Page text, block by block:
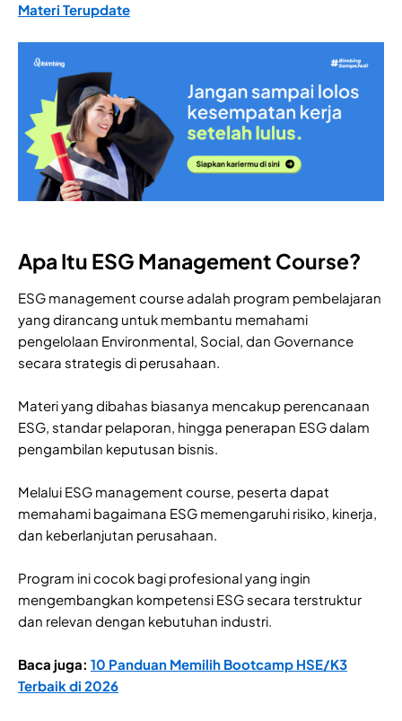
Materi Terupdate
Apa Itu ESG Management Course?
ESG management course adalah program pembelajaran
yang dirancang untuk membantu memahami
pengelolaan Environmental, Social, dan Governance
secara strategis di perusahaan.
Materi yang dibahas biasanya mencakup perencanaan
ESG, standar pelaporan, hingga penerapan ESG dalam
pengambilan keputusan bisnis.
Melalui ESG management course, peserta dapat
memahami bagaimana ESG memengaruhi risiko, kinerja,
dan keberlanjutan perusahaan.
Program ini cocok bagi profesional yang ingin
mengembangkan kompetensi ESG secara terstruktur
dan relevan dengan kebutuhan industri.
​​Baca juga: 10 Panduan Memilih Bootcamp HSE/K3
Terbaik di 2026